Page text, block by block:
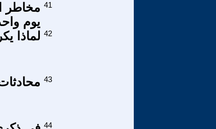
مخاطر
يوم
41
لماذا 42
محادثات 43
44